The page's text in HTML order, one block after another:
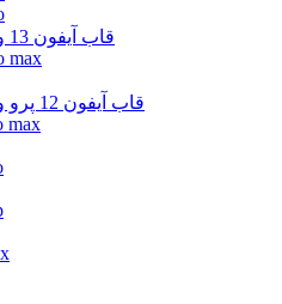
قاب آیفون 13 و لوازم جانبی
max
قاب آیفون 12 پرو و لوازم جانبی
max